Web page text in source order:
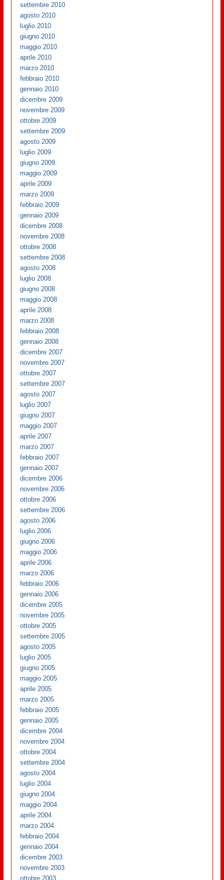
settembre 2010
agosto 2010
luglio 2010
giugno 2010
maggio 2010
aprile 2010
marzo 2010
febbraio 2010
gennaio 2010
dicembre 2009
novembre 2009
ottobre 2009
settembre 2009
agosto 2009
luglio 2009
giugno 2009
maggio 2009
aprile 2009
marzo 2009
febbraio 2009
gennaio 2009
dicembre 2008
novembre 2008
ottobre 2008
settembre 2008
agosto 2008
luglio 2008
giugno 2008
maggio 2008
aprile 2008
marzo 2008
febbraio 2008
gennaio 2008
dicembre 2007
novembre 2007
ottobre 2007
settembre 2007
agosto 2007
luglio 2007
giugno 2007
maggio 2007
aprile 2007
marzo 2007
febbraio 2007
gennaio 2007
dicembre 2006
novembre 2006
ottobre 2006
settembre 2006
agosto 2006
luglio 2006
giugno 2006
maggio 2006
aprile 2006
marzo 2006
febbraio 2006
gennaio 2006
dicembre 2005
novembre 2005
ottobre 2005
settembre 2005
agosto 2005
luglio 2005
giugno 2005
maggio 2005
aprile 2005
marzo 2005
febbraio 2005
gennaio 2005
dicembre 2004
novembre 2004
ottobre 2004
settembre 2004
agosto 2004
luglio 2004
giugno 2004
maggio 2004
aprile 2004
marzo 2004
febbraio 2004
gennaio 2004
dicembre 2003
novembre 2003
ottobre 2003